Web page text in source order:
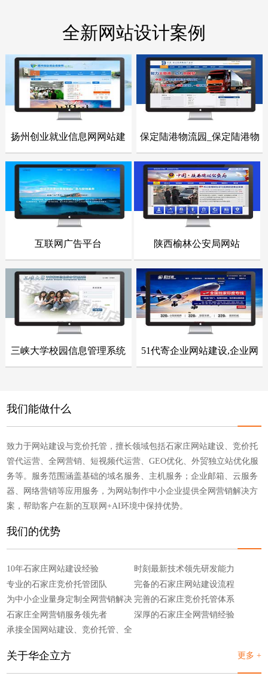
全新网站设计案例
- 网站建设案例 -
点击浏览
扬州创业就业信息网网站建
- 网站建设案例 -
点击浏览
保定陆港物流园_保定陆港物
- 网站建设案例 -
点击浏览
互联网广告平台 - 网站建设案例 -
点击浏览
陕西榆林公安局网站
- 网站建设案例 -
三峡大学校园信息管理系统 - 网站建设案例 -
51代寄企业网站建设,企业网
我们能做什么
致力于网站建设与竞价托管，擅长领域包括石家庄网站建设、竞价托
管代运营、全网营销、短视频代运营、GEO优化、外贸独立站优化服
务等。服务范围涵盖基础的域名服务、主机服务；企业邮箱、云服务
器、网络营销等应用服务，为网站制作中小企业提供全网营销解决方
案，帮助客户在新的互联网+AI环境中保持优势。
我们的优势
10年石家庄网站建设经验
专业的石家庄竞价托管团队
为中小企业量身定制全网营销解决
方案
石家庄全网营销服务领先者
承接全国网站建设、竞价托管、全
时刻最新技术领先研发能力
完备的石家庄网站建设流程
完善的石家庄竞价托管体系
深厚的石家庄全网营销经验
更多 +
关于华企立方